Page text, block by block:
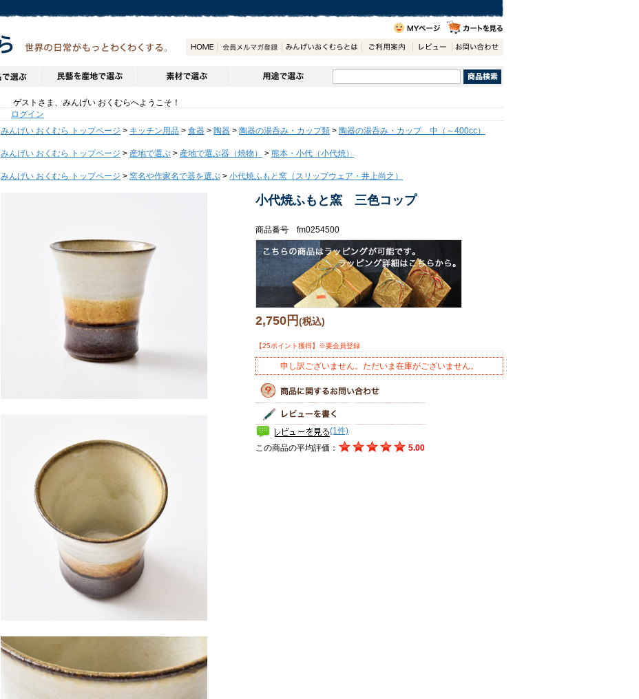
ゲストさま、みんげい おくむらへようこそ！
ログイン
みんげい おくむら トップページ > キッチン用品 > 食器 > 陶器 > 陶器の湯呑み・カップ類 > 陶器の湯呑み・カップ 中（～400cc）
みんげい おくむら トップページ > 産地で選ぶ > 産地で選ぶ器（焼物） > 熊本・小代（小代焼）
みんげい おくむら トップページ > 窯名や作家名で器を選ぶ > 小代焼ふもと窯（スリップウェア・井上尚之）
小代焼ふもと窯 三色コップ
商品番号 fm0254500
2,750円(税込)
【25ポイント獲得】※要会員登録
申し訳ございません。ただいま在庫がございません。
(1件)
この商品の平均評価：
5.00